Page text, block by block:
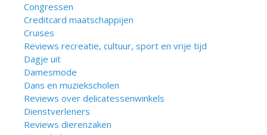
Congressen
Creditcard maatschappijen
Cruises
Reviews recreatie, cultuur, sport en vrije tijd
Dagje uit
Damesmode
Dans en muziekscholen
Reviews over delicatessenwinkels
Dienstverleners
Reviews dierenzaken